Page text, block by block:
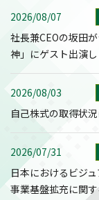
2026/08/07
社長兼CEOの坂田
神」にゲスト出演
2026/08/03
自己株式の取得状
2026/07/31
日本におけるビジ
事業基盤拡充に関